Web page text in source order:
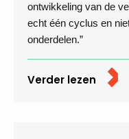
ontwikkeling van de
echt één cyclus en
onderdelen.”
Verder lezen